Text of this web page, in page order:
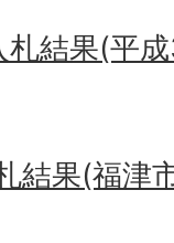
結果(平
結果(福津